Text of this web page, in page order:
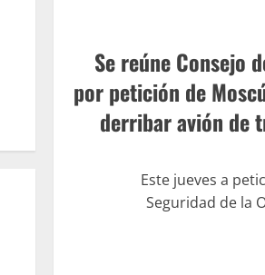
Se reúne Consejo
por petición de
derribar avión de
Este jueves a
Seguridad de la